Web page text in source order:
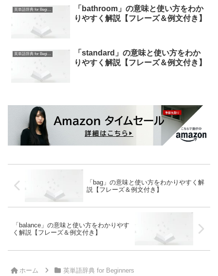
英単語辞典 for Beginners
「bathroom」の意味と使い方をわか
りやすく解説【フレーズ＆例文付き】
英単語辞典 for Beginners
「standard」の意味と使い方をわか
りやすく解説【フレーズ＆例文付き】
「bag」の意味と使い方をわかりやすく解
説【フレーズ＆例文付き】
「balance」の意味と使い方をわかりやす
く解説【フレーズ＆例文付き】
ホーム 英単語辞典 for Beginners